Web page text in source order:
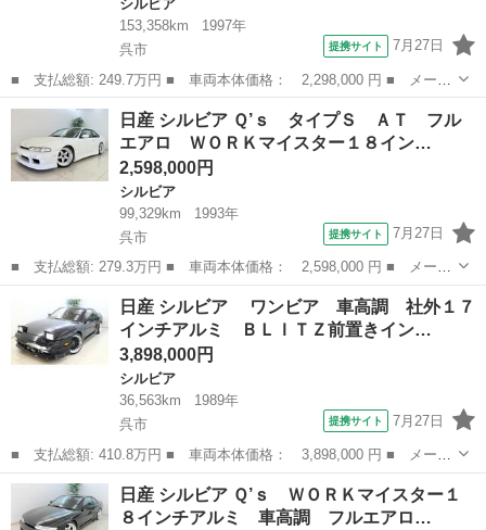
シルビア
153,358km
1997年
呉市
提携サイト 7月27日
■ 支払総額: 249.7万円 ■ 車両本体価格： 2,298,000 円 ■ メーカ
ー名： 日産 ■ 車種名： シルビア ■ グレード名： Ｑ’ｓ Ｓ
Ｅ 純正１５インチアルミ 社外オーディオ ■ 排気量： 2000cc ...
広島 呉市 シルビア
日産 シルビア Ｑ’ｓ タイプＳ ＡＴ フル
エアロ ＷＯＲＫマイスター１８イン…
2,598,000円
シルビア
99,329km
1993年
呉市
提携サイト 7月27日
■ 支払総額: 279.3万円 ■ 車両本体価格： 2,598,000 円 ■ メーカ
ー名： 日産 ■ 車種名： シルビア ■ グレード名： Ｑ’ｓ タイ
プＳ ＡＴ フルエアロ ＷＯＲＫマイスター１８インチアルミ 車
高調 ...
呉市 シルビア
日産 シルビア ワンビア 車高調 社外１７
インチアルミ ＢＬＩＴＺ前置きイン…
3,898,000円
シルビア
36,563km
1989年
呉市
提携サイト 7月27日
■ 支払総額: 410.8万円 ■ 車両本体価格： 3,898,000 円 ■ メーカ
ー名： 日産 ■ 車種名： シルビア ■ グレード名： ワンビ
ア 車高調 社外１７インチアルミ ＢＬＩＴＺ前置きインタークー
ラー 社外...
広島 呉市 シルビア
日産 シルビア Ｑ’ｓ ＷＯＲＫマイスター１
８インチアルミ 車高調 フルエアロ…